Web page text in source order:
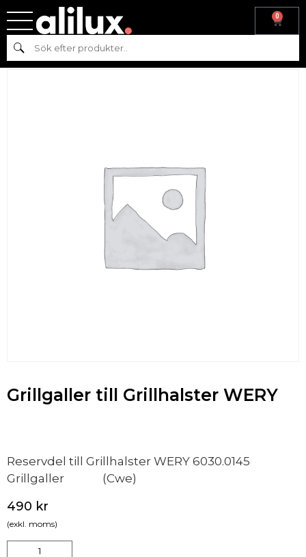
0
Sök
Hem
grillar
/ Grillgaller till Grillhalster WERY
Grillgaller till Grillhalster WERY
Reservdel till Grillhalster WERY 6030.0145
Grillgaller (Cwe)
490 kr
(exkl. moms)